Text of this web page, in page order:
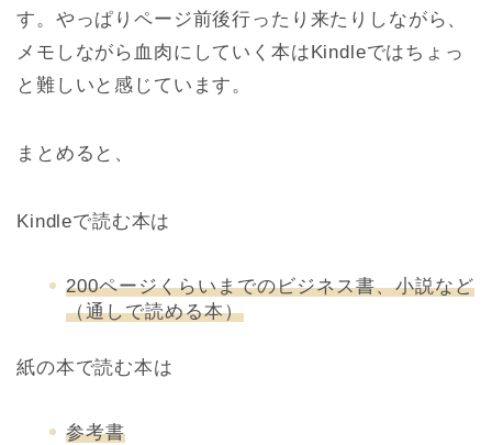
す。やっぱりページ前後行ったり来たりしながら、
メモしながら血肉にしていく本はKindleではちょっ
と難しいと感じています。
まとめると、
Kindleで読む本は
200ページくらいまでのビジネス書、小説など
（通しで読める本）
紙の本で読む本は
参考書